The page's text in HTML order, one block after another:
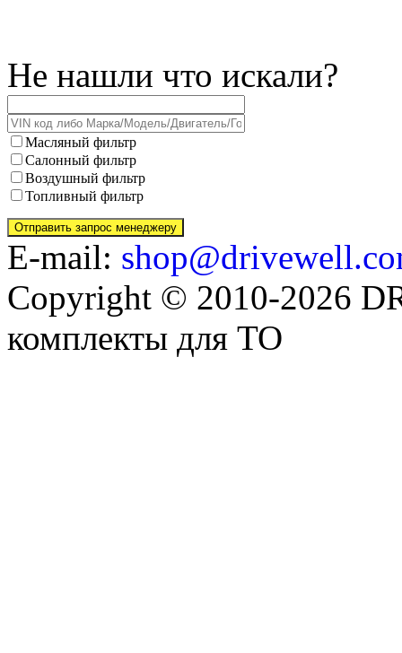
Не нашли что искали?
Масляный фильтр
Салонный фильтр
Воздушный фильтр
Топливный фильтр
E-mail:
Copyright © 2010-2026
комплекты для ТО